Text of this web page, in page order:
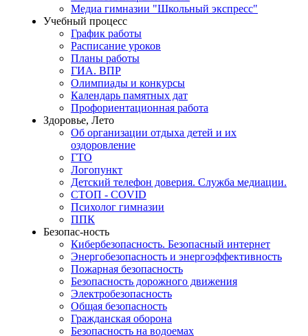
Медиа гимназии "Школьный экспресс"
Учебный процесс
График работы
Расписание уроков
Планы работы
ГИА. ВПР
Олимпиады и конкурсы
Календарь памятных дат
Профориентационная работа
Здоровье, Лето
Об организации отдыха детей и их
оздоровление
ГТО
Логопункт
Детский телефон доверия. Служба медиации.
СТОП - COVID
Психолог гимназии
ППК
Безопас-ность
Кибербезопасность. Безопасный интернет
Энергобезопасность и энергоэффективность
Пожарная безопасность
Безопасность дорожного движения
Электробезопасность
Общая безопасность
Гражданская оборона
Безопасность на водоемах